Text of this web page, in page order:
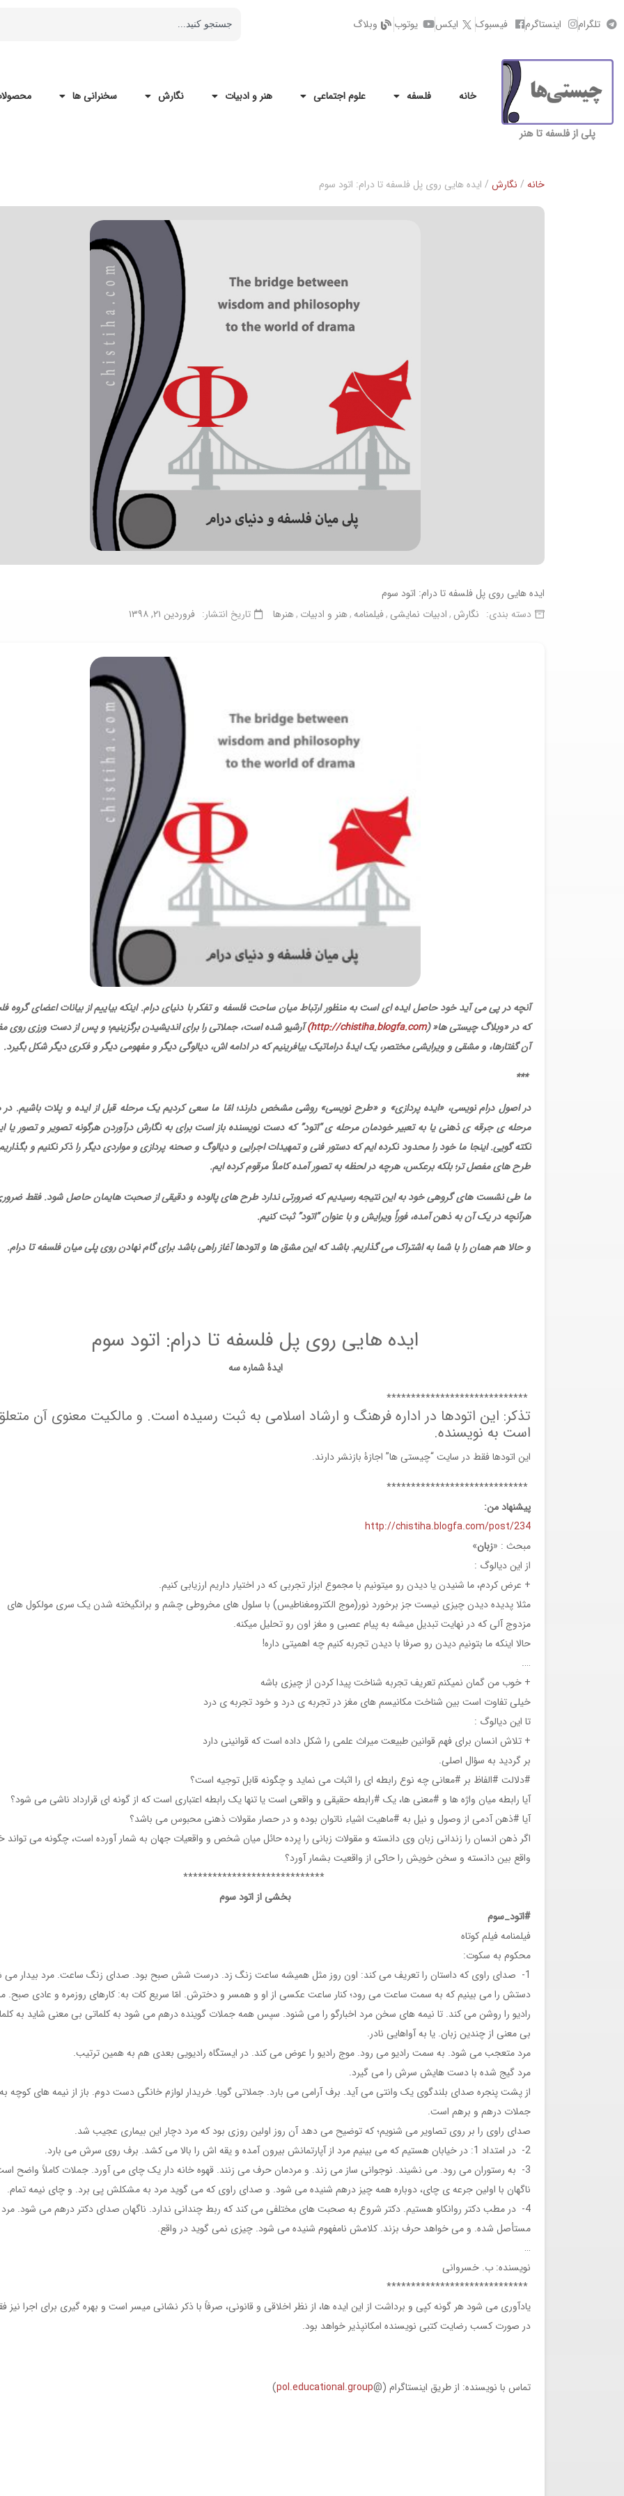
تلگرام اینستاگرم فیسبوک ایکس یوتوب وبلاگ
پلی از فلسفه تا هنر
خانه فلسفه علوم اجتماعی هنر و ادبیات نگارش سخنرانی ها
خانه / نگارش / ایده هایی روی پل فلسفه تا درام: اتود سوم
ایده هایی روی پل فلسفه تا درام: اتود سوم
دسته بندی: نگارش ادبیات نمایشی فیلمنامه هنر و ادبیات هنرها تاریخ انتشار: فروردین ۲۱, ۱۳۹۸
آنچه در پی می آید خود حاصل ایده ای است به منظور ارتباط میان ساحت فلسفه و تفکر با دنیای درام. اینکه بیاییم از بیانات اعضای گروه
که در «وبلاگ چیستی ها»
(http://chistiha.blogfa.com)
آرشیو شده است، جملاتی را برای اندیشیدن برگزینیم؛ و پس از دست ورزی روی
آن گفتارها، و مشقی و ویرایشی مختصر، یک ایدۀ دراماتیک بیافرینیم که در ادامه اش، دیالوگی دیگر و مفهومی دیگر و فکری دیگر شکل بگیرد.
***
در اصول درام نویسی، «ایده پردازی» و «طرح نویسی» روشی مشخص دارند؛ امّا ما سعی کردیم یک مرحله قبل از ایده و پلات باشیم.
مرحله ی جرقه ی ذهنی یا به تعبیر خودمان مرحله ی “اتود” که دست نویسنده باز است برای به نگارش درآوردن هرگونه تصویر و تصور یا
نکته گویی. اینجا ما خود را محدود نکرده ایم که دستور فنی و تمهیدات اجرایی و دیالوگ و صحنه پردازی و مواردی دیگر را ذکر نکنیم و
طرح های مفصل تر؛ بلکه برعکس، هرچه در لحظه به تصور آمده کاملاً مرقوم کرده ایم.
ما طی نشست های گروهی خود به این نتیجه رسیدیم که ضرورتی ندارد طرح های پالوده و دقیقی از صحبت هایمان حاصل شود. فقط
هرآنچه در یک آن به ذهن آمده، فوراً ویرایش و با عنوان “اتود” ثبت کنیم.
و حالا هم همان را با شما به اشتراک می گذاریم. باشد که این مشق ها و اتودها آغاز راهی باشد برای گام نهادن روی پلی میان فلسفه تا درام.
ایده هایی روی پل فلسفه تا درام: اتود سوم
ایدۀ شماره سه
*****************************
تذکر: این اتودها در اداره فرهنگ و ارشاد اسلامی به ثبت رسیده است. و مالکیت معنوی آن
است به نویسنده.
این اتودها فقط در سایت “چیستی ها” اجازۀ بازنشر دارند.
*****************************
پیشنهاد من:
http://chistiha.blogfa.com/post/234
مبحث : «زبان»
از این دیالوگ :
+ عرض کردم، ما شنیدن یا دیدن رو میتونیم با مجموع ابزار تجربی که در اختیار داریم ارزیابی کنیم.
مثلا پدیده دیدن چیزی نیست جز برخورد نور(موج الکترومغناطیس) با سلول های مخروطی چشم و برانگیخته شدن یک سری مولکول های
مزدوج آلی که در نهایت تبدیل میشه به پیام عصبی و مغز اون رو تحلیل میکنه.
حالا اینکه ما بتونیم دیدن رو صرفا با دیدن تجربه کنیم چه اهمیتی داره!
….
+ خوب من گمان نمیکنم تعریف تجربه شناخت پیدا کردن از چیزی باشه
خیلی تفاوت است بین شناخت مکانیسم های مغز در تجربه ی درد و خود تجربه ی درد
تا این دیالوگ :
+ تلاش انسان برای فهم قوانین طبیعت میراث علمی را شکل داده است که قوانینی دارد
بر گردید به سؤال اصلی.
#دلالت #الفاظ بر #معانی چه نوع رابطه ای را اثبات می نماید و چگونه قابل توجیه است؟
آیا رابطه میان واژه ها و #معنی ها، یک #رابطه حقیقی و واقعی است یا تنها یک رابطه اعتباری است که از گونه ای قرارداد ناشی می شود؟
آیا #ذهن آدمی از وصول و نیل به #ماهیت اشیاء ناتوان بوده و در حصار مقولات ذهنی محبوس می باشد؟
اگر ذهن انسان را زندانی زبان وی دانسته و مقولات زبانی را پرده حائل میان شخص و واقعیات جهان به شمار آورده است، چگونه می تواند
واقع بین دانسته و سخن خویش را حاکی از واقعیت بشمار آورد؟
*****************************
بخشی از اتود سوم
#اتود_سوم
فیلمنامه فیلم کوتاه
محکوم به سکوت:
1- صدای راوی که داستان را تعریف می کند: اون روز مثل همیشه ساعت زنگ زد. درست شش صبح بود. صدای زنگ ساعت. مرد بیدار می
دستش را می بینیم که به سمت ساعت می رود؛ کنار ساعت عکسی از او و همسر و دخترش. امّا سریع کات به: کارهای روزمره و عادی صبح.
رادیو را روشن می کند. تا نیمه های سخن مرد اخبارگو را می شنود. سپس همه جملات گوینده درهم می شود به کلماتی بی معنی شاید به
بی معنی از چندین زبان. یا به آواهایی نادر.
مرد متعجب می شود. به سمت رادیو می رود. موج رادیو را عوض می کند. در ایستگاه رادیویی بعدی هم به همین ترتیب.
مرد گیج شده با دست هایش سرش را می گیرد.
از پشت پنجره صدای بلندگوی یک وانتی می آید. برف آرامی می بارد. جملاتی گویا. خریدار لوازم خانگی دست دوم. باز از نیمه های کوچه
جملات درهم و برهم است.
صدای راوی را بر روی تصاویر می شنویم؛ که توضیح می دهد آن روز اولین روزی بود که مرد دچار این بیماری عجیب شد.
2- در امتداد 1: در خیابان هستیم که می بینیم مرد از آپارتمانش بیرون آمده و یقه اش را بالا می کشد. برف روی سرش می بارد.
3- به رستوران می رود. می نشیند. نوجوانی ساز می زند. و مردمان حرف می زنند. قهوه خانه دار یک چای می آورد. جملات کاملاً واضح
ناگهان با اولین جرعه ی چای، دوباره همه چیز درهم شنیده می شود. و صدای راوی که می گوید مرد به مشکلش پی برد. و چای نیمه تمام.
4- در مطب دکتر روانکاو هستیم. دکتر شروع به صحبت های مختلفی می کند که ربط چندانی ندارد. ناگهان صدای دکتر درهم می شود. مرد
مستأصل شده. و می خواهد حرف بزند. کلامش نامفهوم شنیده می شود. چیزی نمی گوید در واقع.
…
نویسنده: ب. خسروانی
*****************************
یادآوری می شود هر گونه کپی و برداشت از این ایده ها، از نظر اخلاقی و قانونی، صرفاً با ذکر نشانی میسر است و بهره گیری برای اجرا نیز
در صورت کسب رضایت کتبی نویسنده امکانپذیر خواهد بود.
تماس با نویسنده: از طریق اینستاگرام (@pol.educational.group
)